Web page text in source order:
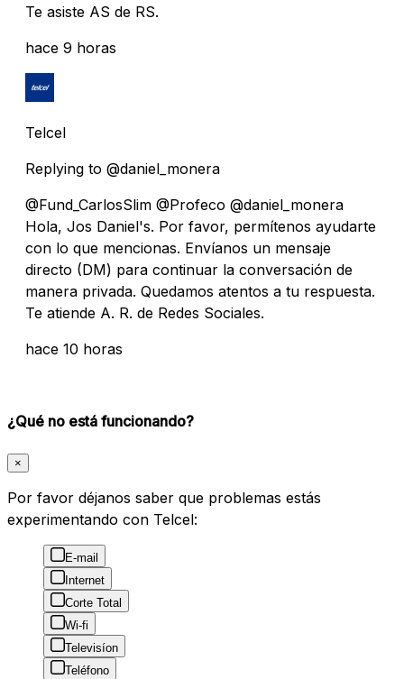
Te asiste AS de RS.
hace 9 horas
Telcel
Replying to @daniel_monera
@Fund_CarlosSlim @Profeco @daniel_monera
Hola, Jos Daniel's. Por favor, permítenos ayudarte
con lo que mencionas. Envíanos un mensaje
directo (DM) para continuar la conversación de
manera privada. Quedamos atentos a tu respuesta.
Te atiende A. R. de Redes Sociales.
hace 10 horas
¿Qué no está funcionando?
×
Por favor déjanos saber que problemas estás
experimentando con Telcel:
E-mail
Internet
Corte Total
Wi-fi
Televisíon
Teléfono